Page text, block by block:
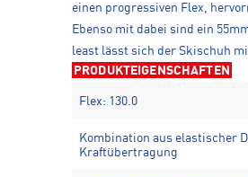
einen progressiven Flex,
Ebenso mit dabei sind ein
least lässt sich der Skischuh
PRODUKTEIGENSCHAFTEN
Flex: 130.0
Kombination aus elastischer
Kraftübertragung